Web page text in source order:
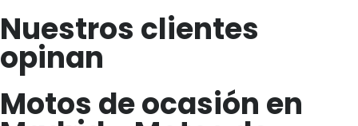
Nuestros clientes
opinan
Motos de ocasión en